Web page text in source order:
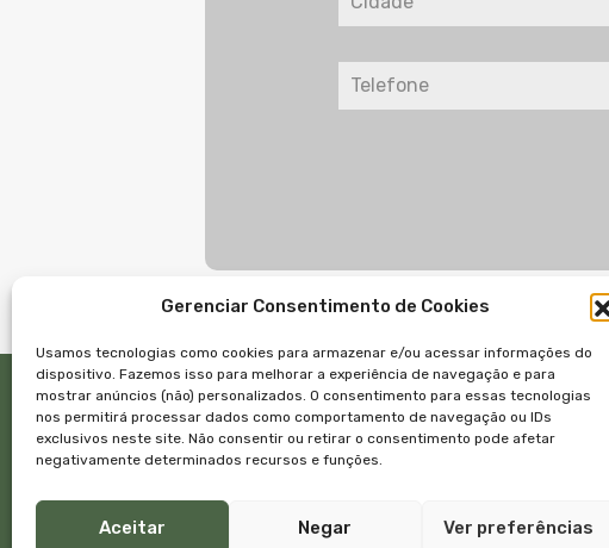
Gerenciar Consentimento de Cookies
Usamos tecnologias como cookies para armazenar e/ou acessar informações do
dispositivo. Fazemos isso para melhorar a experiência de navegação e para
mostrar anúncios (não) personalizados. O consentimento para essas tecnologias
nos permitirá processar dados como comportamento de navegação ou IDs
exclusivos neste site. Não consentir ou retirar o consentimento pode afetar
negativamente determinados recursos e funções.
Aceitar Negar Ver preferências
Links Rápidos:
Início
Equipe